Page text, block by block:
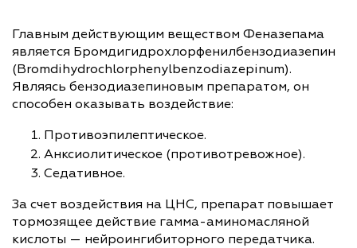
Главным действующим веществом Феназепама
является Бромдигидрохлорфенилбензодиазепин
(Bromdihydrochlorphenylbenzodiazepinum).
Являясь бензодиазепиновым препаратом, он
способен оказывать воздействие:
Противоэпилептическое.
Анксиолитическое (противотревожное).
Седативное.
За счет воздействия на ЦНС, препарат повышает
тормозящее действие гамма-аминомасляной
кислоты — нейроингибиторного передатчика.